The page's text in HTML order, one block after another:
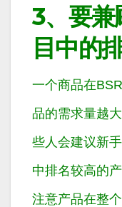
3、要兼
目中的
一个商品在
品的需求量越
些人会建议新
中排名较高的
注意产品在整